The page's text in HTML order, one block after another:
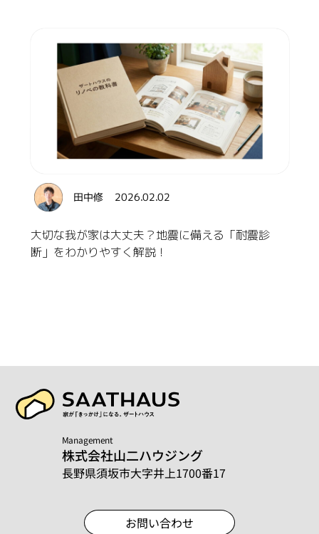
田中修 2026.02.02
大切な我が家は大丈夫？地震に備える「耐震診
断」をわかりやすく解説！
Management
株式会社山二ハウジング
長野県須坂市大字井上1700番17
お問い合わせ